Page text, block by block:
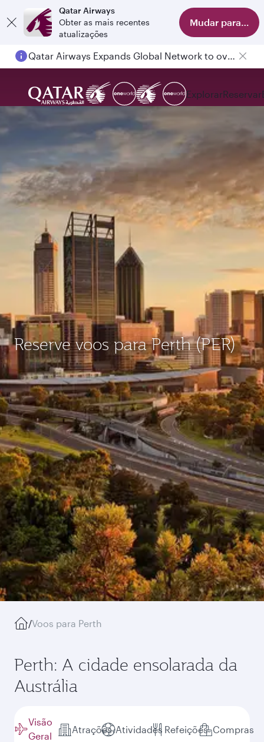
Qatar Airways
Obter as mais recentes
atualizações
Mudar para app
Passengers flying between Doha and Auckland on QR914 and QR915
ExplorarReservar
Reserve voos para Perth (PER)
/Voos para Perth
Perth: A cidade ensolarada da
Austrália
Visão
Geral
Atrações Atividades Refeições Compras